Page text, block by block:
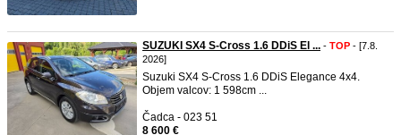
SUZUKI SX4 S-Cross 1.6 DDiS El ... - TOP - [7.8.
2026]
Suzuki SX4 S-Cross 1.6 DDiS Elegance 4x4.
Objem valcov: 1 598cm ...
Čadca - 023 51
8 600 €